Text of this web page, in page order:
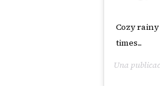
Cozy
times...
Una